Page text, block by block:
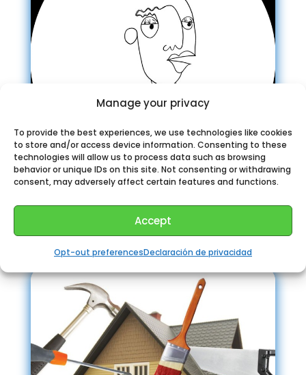
Manage your privacy
To provide the best experiences, we use technologies like cookies
to store and/or access device information. Consenting to these
technologies will allow us to process data such as browsing
behavior or unique IDs on this site. Not consenting or withdrawing
consent, may adversely affect certain features and functions.
Accept
Opt-out preferencesDeclaración de privacidad
Es.Decirdiario Telegram